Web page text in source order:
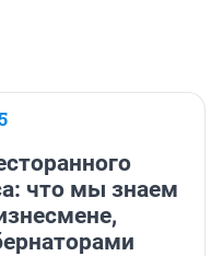
что мы знаем